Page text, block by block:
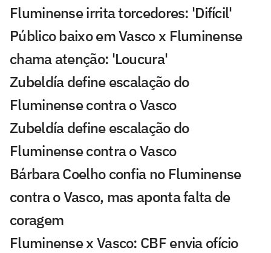
Fluminense irrita torcedores: 'Difícil'
Público baixo em Vasco x Fluminense
chama atenção: 'Loucura'
Zubeldía define escalação do
Fluminense contra o Vasco
Zubeldía define escalação do
Fluminense contra o Vasco
Bárbara Coelho confia no Fluminense
contra o Vasco, mas aponta falta de
coragem
Fluminense x Vasco: CBF envia ofício